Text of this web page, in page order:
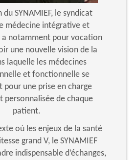
du SYNAMIEF, le syndicat
médecine intégrative et
notamment pour vocation
une nouvelle vision de la
laquelle les médecines
et fonctionnelle se
pour une prise en charge
personnalisée de chaque
patient.
où les enjeux de la santé
grand V, le SYNAMIEF
indispensable d’échanges,